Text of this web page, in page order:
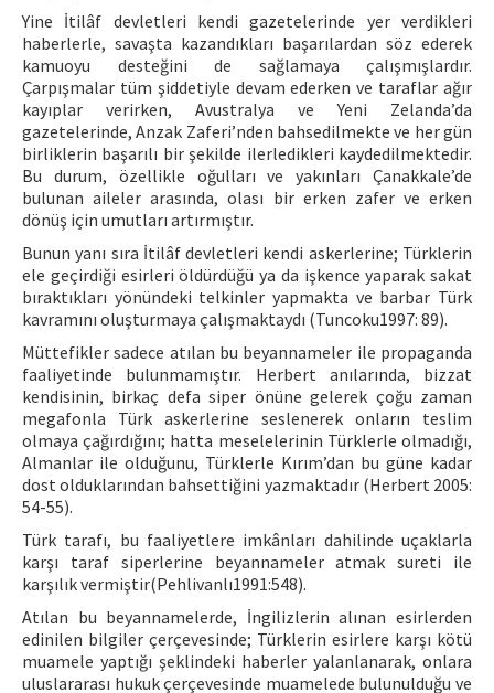
Yine İtilâf devletleri kendi gazetelerinde yer verdikleri
haberlerle, savaşta kazandıkları başarılardan söz ederek
kamuoyu desteğini de sağlamaya çalışmışlardır.
Çarpışmalar tüm şiddetiyle devam ederken ve taraflar ağır
kayıplar verirken, Avustralya ve Yeni Zelanda’da
gazetelerinde, Anzak Zaferi’nden bahsedilmekte ve her gün
birliklerin başarılı bir şekilde ilerledikleri kaydedilmektedir.
Bu durum, özellikle oğulları ve yakınları Çanakkale’de
bulunan aileler arasında, olası bir erken zafer ve erken
dönüş için umutları artırmıştır.
Bunun yanı sıra İtilâf devletleri kendi askerlerine; Türklerin
ele geçirdiği esirleri öldürdüğü ya da işkence yaparak sakat
bıraktıkları yönündeki telkinler yapmakta ve barbar Türk
kavramını oluşturmaya çalışmaktaydı (Tuncoku1997: 89).
Müttefikler sadece atılan bu beyannameler ile propaganda
faaliyetinde bulunmamıştır. Herbert anılarında, bizzat
kendisinin, birkaç defa siper önüne gelerek çoğu zaman
megafonla Türk askerlerine seslenerek onların teslim
olmaya çağırdığını; hatta meselelerinin Türklerle olmadığı,
Almanlar ile olduğunu, Türklerle Kırım’dan bu güne kadar
dost olduklarından bahsettiğini yazmaktadır (Herbert 2005:
54-55).
Türk tarafı, bu faaliyetlere imkânları dahilinde uçaklarla
karşı taraf siperlerine beyannameler atmak sureti ile
karşılık vermiştir(Pehlivanlı1991:548).
Atılan bu beyannamelerde, İngilizlerin alınan esirlerden
edinilen bilgiler çerçevesinde; Türklerin esirlere karşı kötü
muamele yaptığı şeklindeki haberler yalanlanarak, onlara
uluslararası hukuk çerçevesinde muamelede bulunulduğu ve